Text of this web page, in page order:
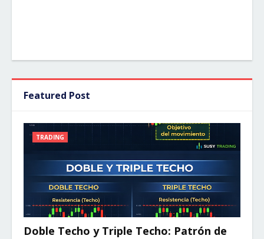
Featured Post
TRADING
Doble Techo y Triple Techo: Patrón de